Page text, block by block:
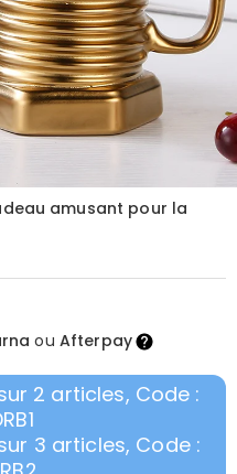
amusant pour la
ou Afterpay
2 articles, Code :
3 articles, Code :